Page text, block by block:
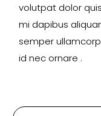
volutpat dolor
mi dapibus
semper
id nec ornare .